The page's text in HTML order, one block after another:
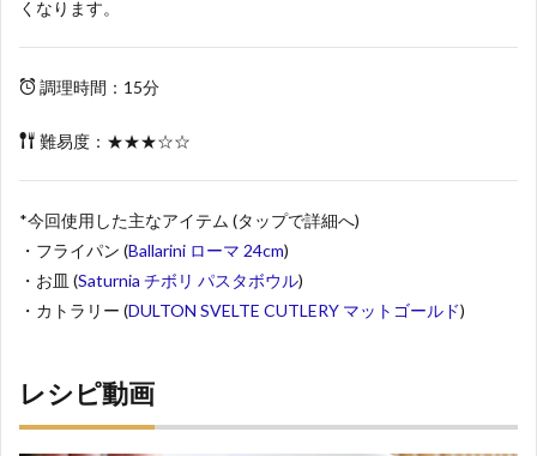
くなります。
調理時間：15分
難易度：★★★☆☆
*今回使用した主なアイテム (タップで詳細へ)
・フライパン (Ballarini ローマ 24cm)
・お皿 (Saturnia チボリ パスタボウル)
・カトラリー (DULTON SVELTE CUTLERY マットゴールド)
レシピ動画